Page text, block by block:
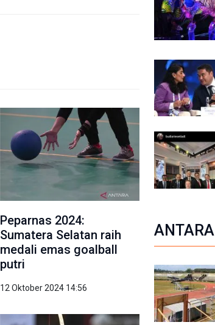
Peparnas 2024:
Sumatera Selatan raih
medali emas goalball
putri
12 Oktober 2024 14:56
ANTARA